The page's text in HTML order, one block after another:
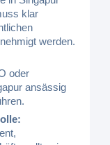
klar
werden.
oder
ansässig